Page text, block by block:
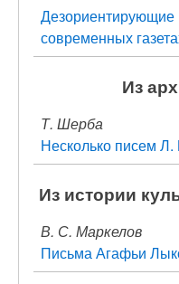
современных
Из
Т. Шерба
Несколько писем
Из истории
В. С. Маркелов
Письма Агафьи